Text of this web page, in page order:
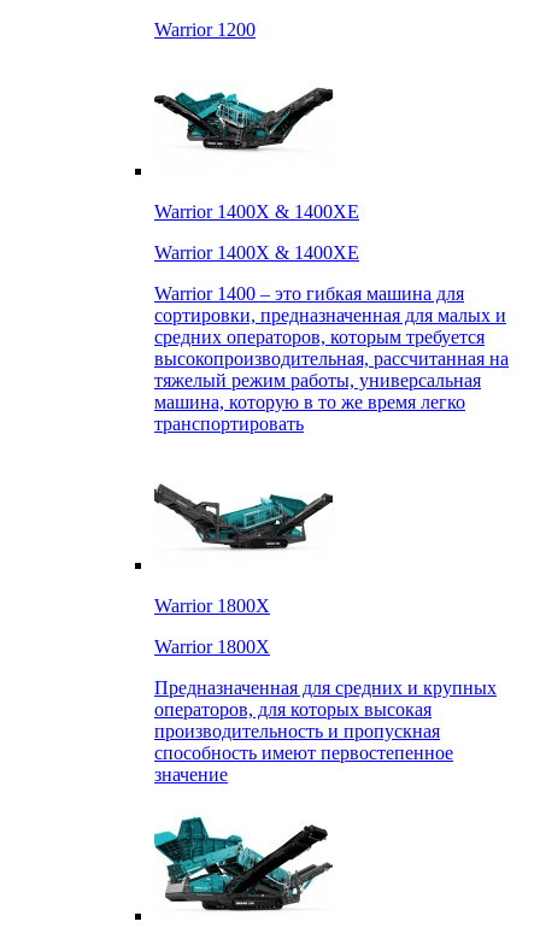
Warrior 1200
Warrior 1400X & 1400XE
Warrior 1400X & 1400XE
Warrior 1400 – это гибкая машина для
сортировки, предназначенная для малых и
средних операторов, которым требуется
высокопроизводительная, рассчитанная на
тяжелый режим работы, универсальная
машина, которую в то же время легко
транспортировать
Warrior 1800X
Warrior 1800X
Предназначенная для средних и крупных
операторов, для которых высокая
производительность и пропускная
способность имеют первостепенное
значение